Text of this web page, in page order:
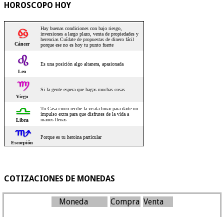
HOROSCOPO HOY
COTIZACIONES DE MONEDAS
Moneda Compra Venta